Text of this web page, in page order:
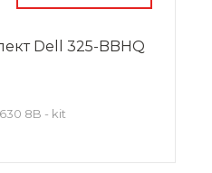
Dell 325-BBHQ
8B - kit